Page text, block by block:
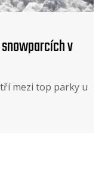
v
mezi top parky u